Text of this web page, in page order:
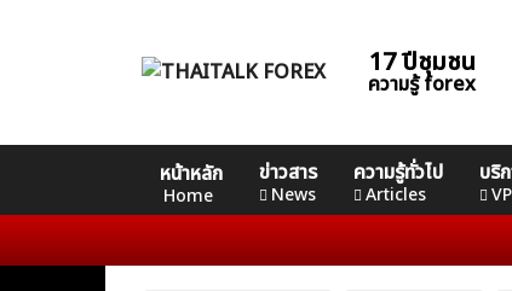
17 ปีชุมชน
ความรู้ forex
หน้าหลัก
Home
ข่าวสาร
News
ความรู้ทั่วไป
Articles
บริ
คอร์ส
Basic
คอร์ส
Advance
คอร์ส